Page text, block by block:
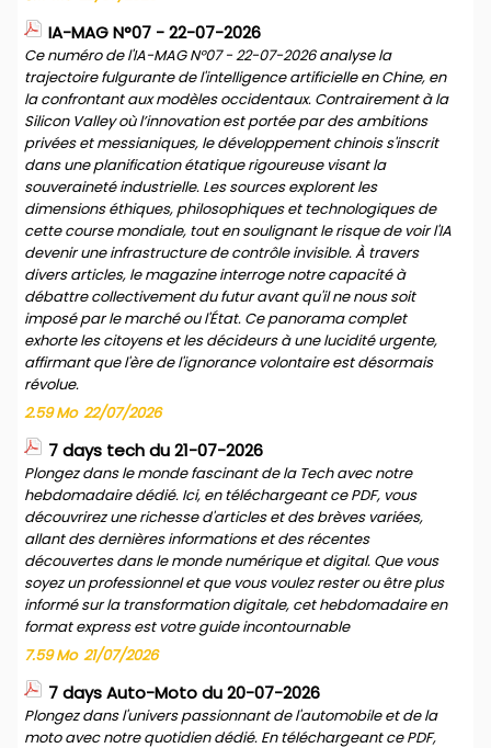
IA-MAG N°07 - 22-07-2026
Ce numéro de l'IA-MAG N°07 - 22-07-2026 analyse la
trajectoire fulgurante de l'intelligence artificielle en Chine, en
la confrontant aux modèles occidentaux. Contrairement à la
Silicon Valley où l’innovation est portée par des ambitions
privées et messianiques, le développement chinois s'inscrit
dans une planification étatique rigoureuse visant la
souveraineté industrielle. Les sources explorent les
dimensions éthiques, philosophiques et technologiques de
cette course mondiale, tout en soulignant le risque de voir l'IA
devenir une infrastructure de contrôle invisible. À travers
divers articles, le magazine interroge notre capacité à
débattre collectivement du futur avant qu'il ne nous soit
imposé par le marché ou l'État. Ce panorama complet
exhorte les citoyens et les décideurs à une lucidité urgente,
affirmant que l'ère de l'ignorance volontaire est désormais
révolue.
2.59 Mo 22/07/2026
7 days tech du 21-07-2026
Plongez dans le monde fascinant de la Tech avec notre
hebdomadaire dédié. Ici, en téléchargeant ce PDF, vous
découvrirez une richesse d'articles et des brèves variées,
allant des dernières informations et des récentes
découvertes dans le monde numérique et digital. Que vous
soyez un professionnel et que vous voulez rester ou être plus
informé sur la transformation digitale, cet hebdomadaire en
format express est votre guide incontournable
7.59 Mo 21/07/2026
7 days Auto-Moto du 20-07-2026
Plongez dans l'univers passionnant de l'automobile et de la
moto avec notre quotidien dédié. En téléchargeant ce PDF,